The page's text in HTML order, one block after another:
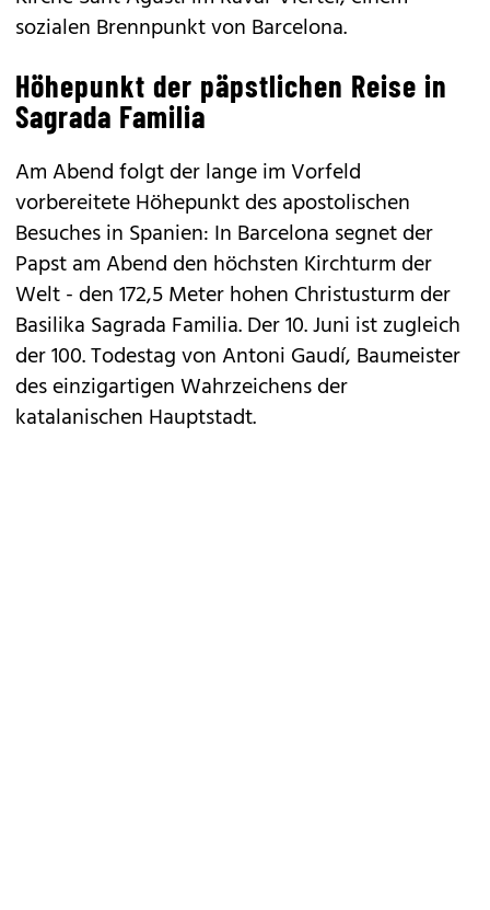
sozialen Brennpunkt von Barcelona.
Höhepunkt der päpstlichen Reise in
Sagrada Familia
Am Abend folgt der lange im Vorfeld
vorbereitete Höhepunkt des apostolischen
Besuches in Spanien: In Barcelona segnet der
Papst am Abend den höchsten Kirchturm der
Welt - den 172,5 Meter hohen Christusturm der
Basilika Sagrada Familia. Der 10. Juni ist zugleich
der 100. Todestag von Antoni Gaudí, Baumeister
des einzigartigen Wahrzeichens der
katalanischen Hauptstadt.